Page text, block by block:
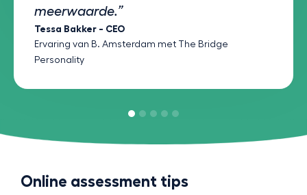
meerwaarde.”
Tessa Bakker - CEO
Ervaring van B. Amsterdam met The Bridge
Personality
Online assessment tips